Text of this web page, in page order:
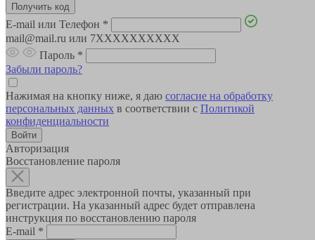
E-mail или Телефон *
mail@mail.ru или 7XXXXXXXXXX
Пароль *
Забыли пароль?
Нажимая на кнопку ниже, я даю согласие на обработку
персональных данных в соответствии с Политикой
конфиденциальности
Авторизация
Восстановление пароля
Введите адрес электронной почты, указанный при
регистрации. На указанный адрес будет отправлена
инструкция по восстановлению пароля
E-mail *